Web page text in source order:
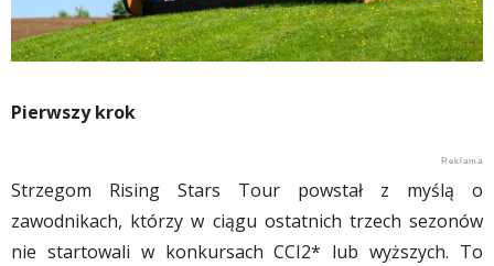
Pierwszy krok
Strzegom Rising Stars Tour powstał z myślą o
zawodnikach, którzy w ciągu ostatnich trzech sezonów
nie startowali w konkursach CCI2* lub wyższych. To